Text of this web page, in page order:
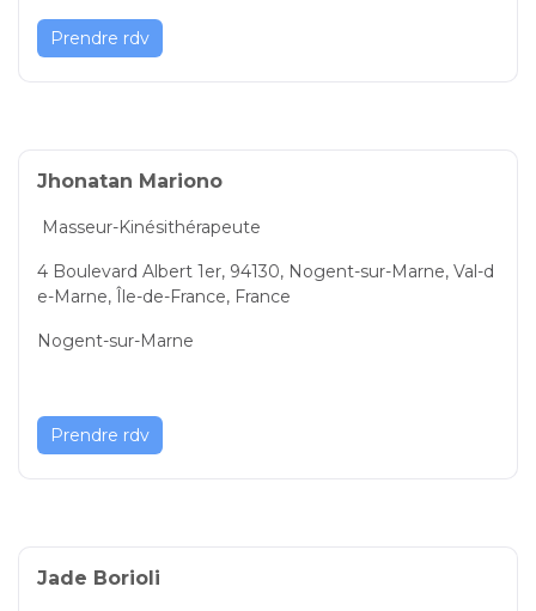
Prendre rdv
Jhonatan Mariono
Masseur-Kinésithérapeute
4 Boulevard Albert 1er, 94130, Nogent-sur-Marne, Val-d
e-Marne, Île-de-France, France
Nogent-sur-Marne
Prendre rdv
Jade Borioli